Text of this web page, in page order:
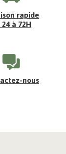
rapide
à 72H
nous